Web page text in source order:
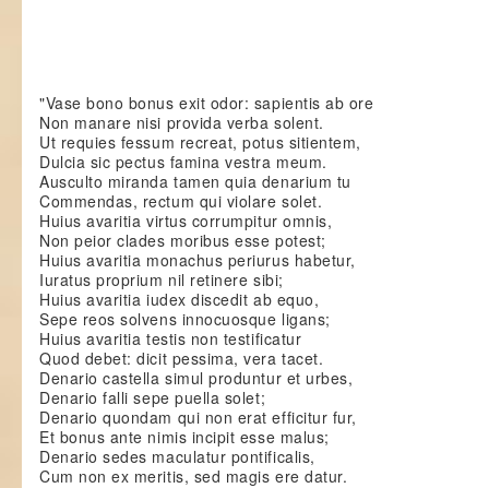
"Vase bono bonus exit odor: sapientis ab ore
Non manare nisi provida verba solent.
Ut requies fessum recreat, potus sitientem,
Dulcia sic pectus famina vestra meum.
Ausculto miranda tamen quia denarium tu
Commendas, rectum qui violare solet.
Huius avaritia virtus corrumpitur omnis,
Non peior clades moribus esse potest;
Huius avaritia monachus periurus habetur,
Iuratus proprium nil retinere sibi;
Huius avaritia iudex discedit ab equo,
Sepe reos solvens innocuosque ligans;
Huius avaritia testis non testificatur
Quod debet: dicit pessima, vera tacet.
Denario castella simul produntur et urbes,
Denario falli sepe puella solet;
Denario quondam qui non erat efficitur fur,
Et bonus ante nimis incipit esse malus;
Denario sedes maculatur pontificalis,
Cum non ex meritis, sed magis ere datur.